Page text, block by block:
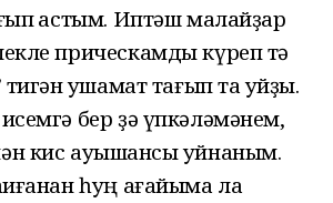
ҡастым. Иптәш малайҙар
прическамды күреп тә
ҡушамат тағып та ҡуйҙы.
бер ҙә үпкәләмәнем,
кис ауышҡансы уйнаным.
һуң ағайыма ла